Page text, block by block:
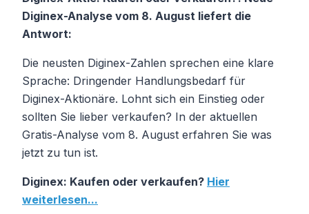
Diginex-Analyse vom 8. August liefert die
Antwort:
Die neusten Diginex-Zahlen sprechen eine klare
Sprache: Dringender Handlungsbedarf für
Diginex-Aktionäre. Lohnt sich ein Einstieg oder
sollten Sie lieber verkaufen? In der aktuellen
Gratis-Analyse vom 8. August erfahren Sie was
jetzt zu tun ist.
Diginex: Kaufen oder verkaufen? Hier
weiterlesen...